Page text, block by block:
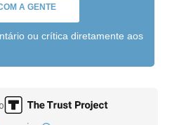
A GENTE
ou crítica diretamente aos